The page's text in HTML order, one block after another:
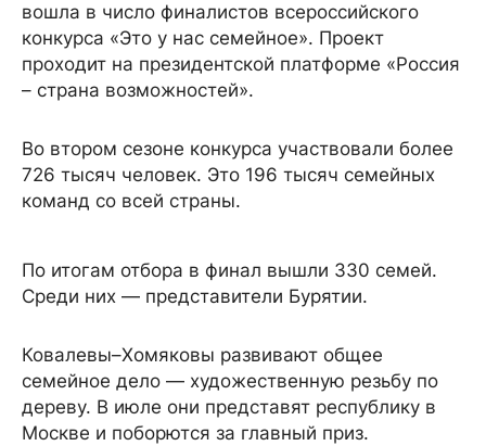
вошла в число финалистов всероссийского
конкурса «Это у нас семейное». Проект
проходит на президентской платформе «Россия
– страна возможностей».
Во втором сезоне конкурса участвовали более
726 тысяч человек. Это 196 тысяч семейных
команд со всей страны.
По итогам отбора в финал вышли 330 семей.
Среди них — представители Бурятии.
Ковалевы–Хомяковы развивают общее
семейное дело — художественную резьбу по
дереву. В июле они представят республику в
Москве и поборются за главный приз.